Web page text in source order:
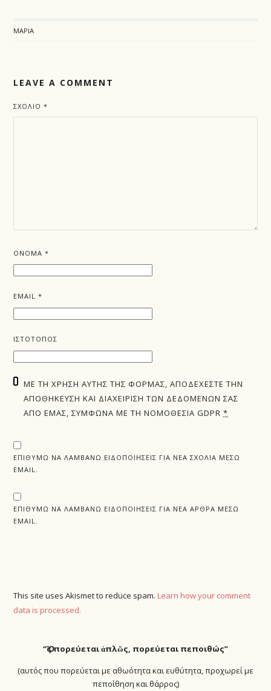
ΜΑΡΊΑ
LEAVE A COMMENT
ΣΧΌΛΙΟ*
ΌΝΟΜΑ*
EMAIL*
ΙΣΤΌΤΟΠΟΣ
ΜΕ ΤΗ ΧΡΉΣΗ ΑΥΤΉΣ ΤΗΣ ΦΌΡΜΑΣ, ΑΠΟΔΈΧΕΣΤΕ ΤΗΝ
ΑΠΟΘΉΚΕΥΣΗ ΚΑΙ ΔΙΑΧΕΊΡΙΣΗ ΤΩΝ ΔΕΔΟΜΈΝΩΝ ΣΑΣ
ΑΠΌ ΕΜΆΣ, ΣΎΜΦΩΝΑ ΜΕ ΤΗ ΝΟΜΟΘΕΣΊΑ GDPR*
ΕΠΙΘΥΜΏ ΝΑ ΛΑΜΒΆΝΩ ΕΙΔΟΠΟΙΉΣΕΙΣ ΓΙΑ ΝΈΑ ΣΧΌΛΙΑ ΜΈΣΩ
EMAIL.
ΕΠΙΘΥΜΏ ΝΑ ΛΑΜΒΆΝΩ ΕΙΔΟΠΟΙΉΣΕΙΣ ΓΙΑ ΝΈΑ ΆΡΘΡΑ ΜΈΣΩ
EMAIL.
This site uses Akismet to reduce spam. Learn how your comment
data is processed.
“Ὅς πορεύεται ἁπλῶς, πορεύεται πεποιθώς”
(αυτός που πορεύεται με αθωότητα και ευθύτητα, προχωρεί με
πεποίθηση και θάρρος)